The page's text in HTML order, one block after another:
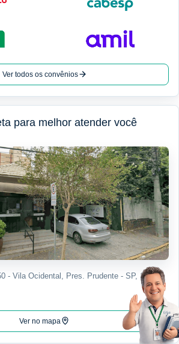
Ver todos os convênios
para melhor atender você
- Vila Ocidental, Pres. Prudente - SP, 19015-
Ver no mapa